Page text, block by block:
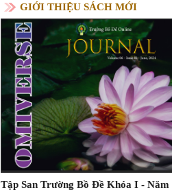
GIỚI THIỆU SÁCH MỚI
Tập San Trường Bồ Đề Khóa I - Năm